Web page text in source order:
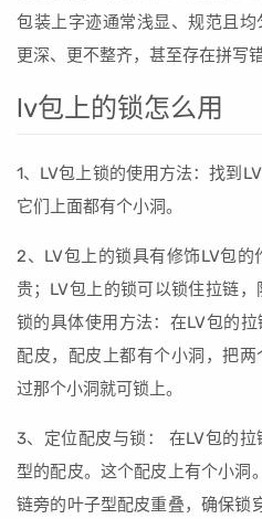
包装上字迹通常浅显、规范且
更深、更不整齐，甚至存在拼写错
lv包上的锁怎么用
1、LV包上锁的使用方法：找到
它们上面都有个小洞。
2、LV包上的锁具有修饰LV包
贵；LV包上的锁可以锁住拉链
锁的具体使用方法：在LV包的
配皮，配皮上都有个小洞，把
过那个小洞就可锁上。
3、定位配皮与锁： 在LV包的
型的配皮。这个配皮上有个小洞
链旁的叶子型配皮重叠，确保锁